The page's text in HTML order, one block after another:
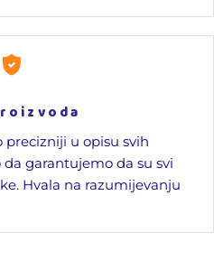
u opisu svih
garantujemo da su svi
Hvala na razumijevanju